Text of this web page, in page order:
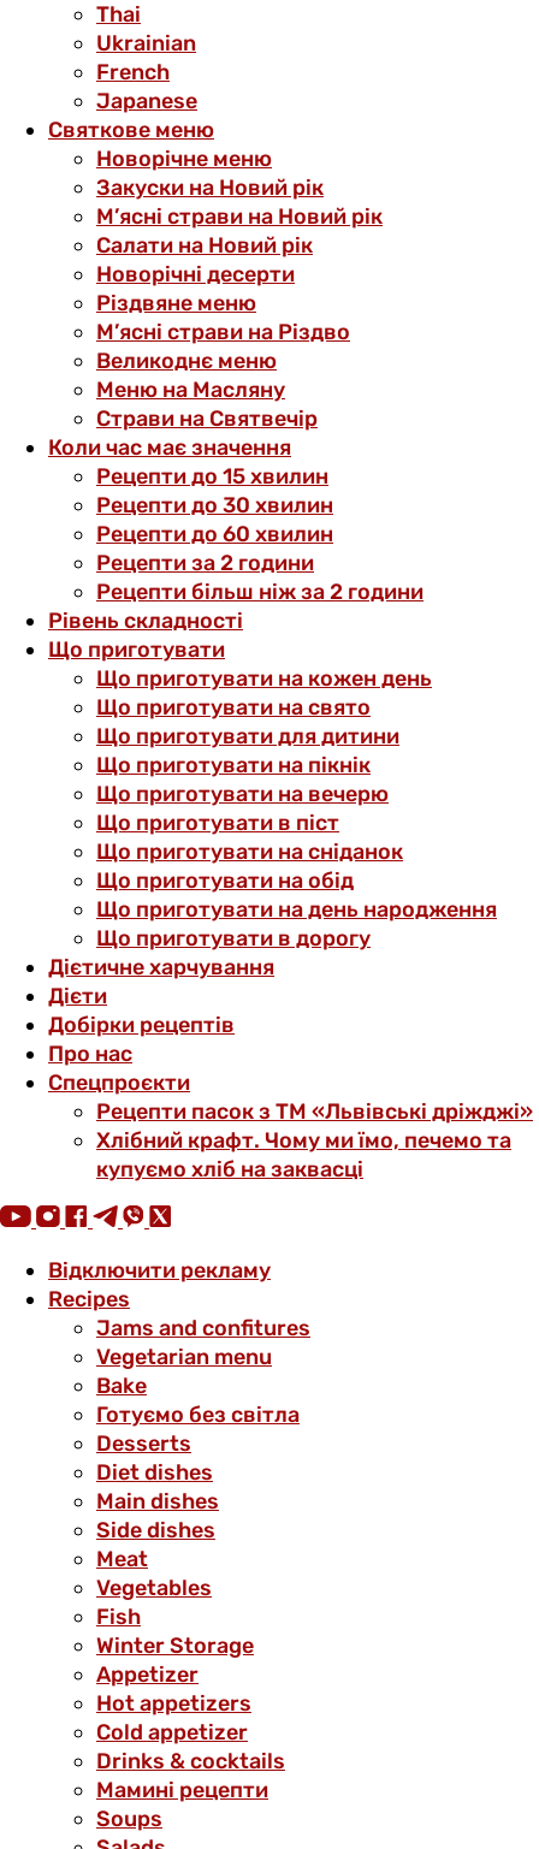
Thai
Ukrainian
French
Japanese
Святкове меню
Новорічне меню
Закуски на Новий рік
М’ясні страви на Новий рік
Салати на Новий рік
Новорічні десерти
Різдвяне меню
М’ясні страви на Різдво
Великоднє меню
Меню на Масляну
Страви на Святвечір
Коли час має значення
Рецепти до 15 хвилин
Рецепти до 30 хвилин
Рецепти до 60 хвилин
Рецепти за 2 години
Рецепти більш ніж за 2 години
Рівень складності
Що приготувати
Що приготувати на кожен день
Що приготувати на свято
Що приготувати для дитини
Що приготувати на пікнік
Що приготувати на вечерю
Що приготувати в піст
Що приготувати на сніданок
Що приготувати на обід
Що приготувати на день народження
Що приготувати в дорогу
Дієтичне харчування
Дієти
Добірки рецептів
Про нас
Спецпроєкти
Рецепти пасок з ТМ «Львівські дріжджі»
Хлібний крафт. Чому ми їмо, печемо та
купуємо хліб на заквасці
Відключити рекламу
Recipes
Jams and confitures
Vegetarian menu
Bake
Готуємо без світла
Desserts
Diet dishes
Main dishes
Side dishes
Meat
Vegetables
Fish
Winter Storage
Аppetizer
Hot appetizers
Cold appetizer
Drinks & cocktails
Мамині рецепти
Soups